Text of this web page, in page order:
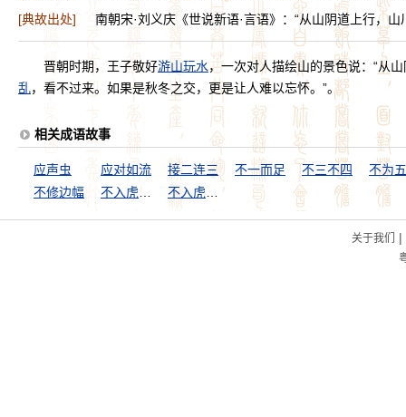
[典故出处]
南朝宋·刘义庆《世说新语·言语》：“从山阴道上行，
晋朝时期，王子敬好游山玩水，一次对人描绘山的景色说：“从
乱，看不过来。如果是秋冬之交，更是让人难以忘怀。”。
相关成语故事
应声虫 应对如流 接二连三 不一而足
不三不四
不修边幅
关于我们 |